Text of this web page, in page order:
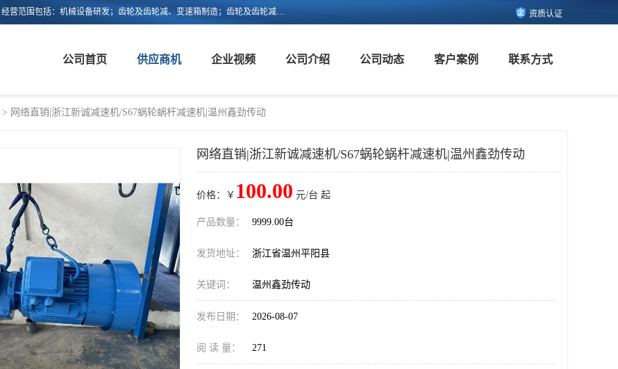
浙江新诚减速机科技有限公司成立于2006年，注册地位于浙江省平阳县。经营范围包括：机械设备研发；齿轮及齿轮减、变速箱制造；齿轮及齿轮减、变速箱销售；轴承、齿轮和传动部件制造；轴承、齿轮和传动部件销售；货物进出口；技术进出口等。 资质认证
公司首页 供应商机 企业视频 公司介绍 公司动态 客户案例 联系方式
> 网络直销|浙江新诚减速机/S67蜗轮蜗杆减速机|温州鑫劲传动
网络直销|浙江新诚减速机/S67蜗轮蜗杆减速机|温州鑫劲传动
价格：￥ 100.00 元/台 起
产品数量： 9999.00台
发货地址： 浙江省温州平阳县
关键词： 温州鑫劲传动
发布日期： 2026-08-07
阅 读 量： 271